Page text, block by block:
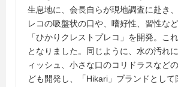
生息地に、会長自らが現地調査に赴き
レコの吸盤状の口や、嗜好性、習性な
「ひかりクレストプレコ」を開発。こ
となりました。同じように、水の汚れ
ィッシュ、小さな口のコリドラスなど
ども開発し、「Hikari」ブランドとして